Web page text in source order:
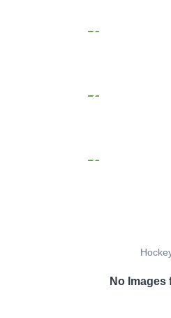
No Images